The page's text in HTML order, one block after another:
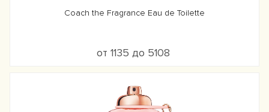
Coach the Fragrance Eau de Toilette
от 1135 до 5108